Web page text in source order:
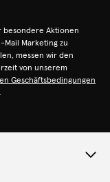
besondere Aktionen
Mail Marketing zu
messen wir den
von unserem
Geschäftsbedingungen
.